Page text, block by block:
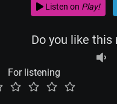
Listen on Play!
Do you like this
For listening